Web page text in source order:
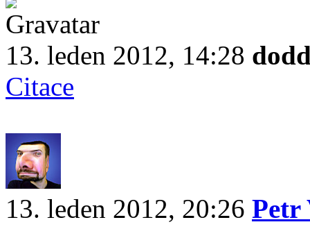
13. leden 2012, 14:28
Citace
13. leden 2012, 20:26